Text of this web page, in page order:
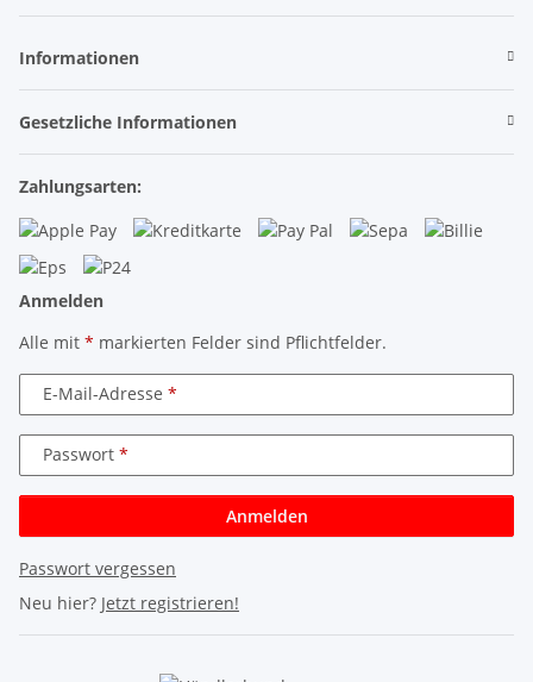
Informationen
Gesetzliche Informationen
Zahlungsarten:
Anmelden
Alle mit * markierten Felder sind Pflichtfelder.
E-Mail-Adresse
Passwort
Anmelden
Passwort vergessen
Neu hier? Jetzt registrieren!